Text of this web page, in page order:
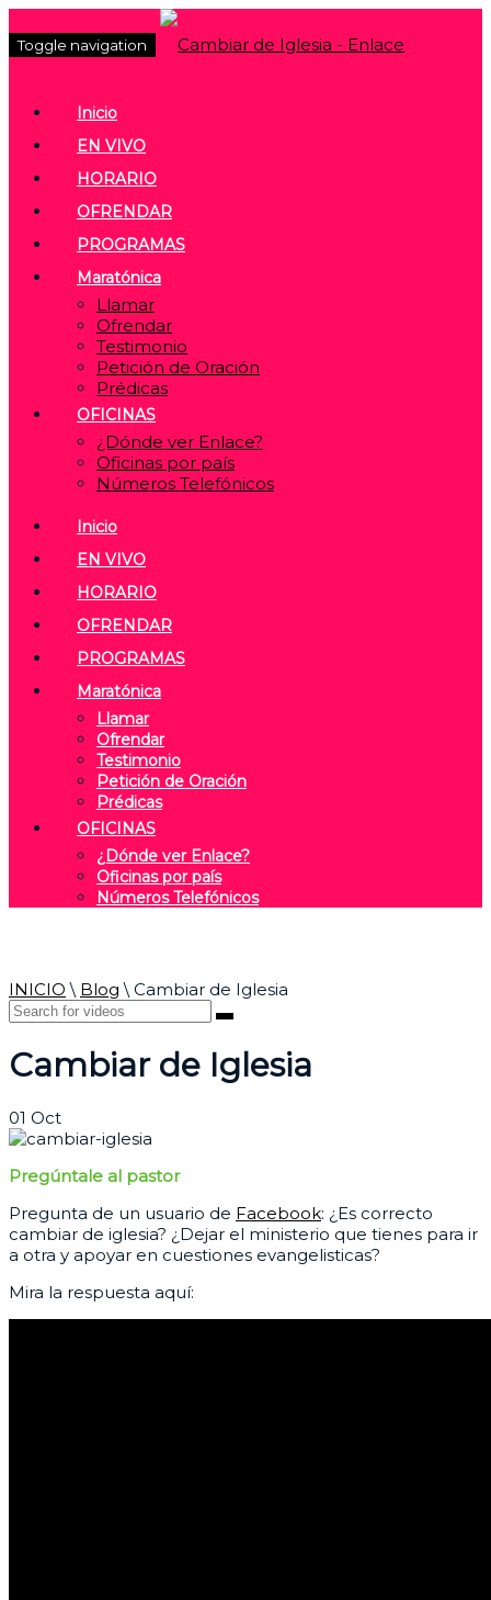
Toggle navigation
Inicio
EN VIVO
HORARIO
OFRENDAR
PROGRAMAS
Maratónica
Llamar
Ofrendar
Testimonio
Petición de Oración
Prédicas
OFICINAS
¿Dónde ver Enlace?
Oficinas por país
Números Telefónicos
Inicio
EN VIVO
HORARIO
OFRENDAR
PROGRAMAS
Maratónica
Llamar
Ofrendar
Testimonio
Petición de Oración
Prédicas
OFICINAS
¿Dónde ver Enlace?
Oficinas por país
Números Telefónicos
INICIO \ Blog \ Cambiar de Iglesia
Cambiar de Iglesia
01 Oct
Pregúntale al pastor
Pregunta de un usuario de Facebook: ¿Es correcto
cambiar de iglesia? ¿Dejar el ministerio que tienes para ir
a otra y apoyar en cuestiones evangelisticas?
Mira la respuesta aquí: